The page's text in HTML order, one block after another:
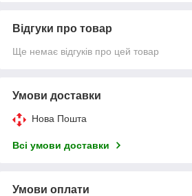
Відгуки про товар
Ще немає відгуків про цей товар
Умови доставки
Нова Пошта
Всі умови доставки
Умови оплати